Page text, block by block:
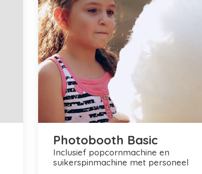
Photobooth Basic
inclusief popcornmachine en
suikerspinmachine met personeel